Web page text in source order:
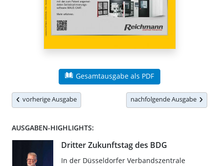
Gesamtausgabe als PDF
vorherige Ausgabe nachfolgende Ausgabe
AUSGABEN-HIGHLIGHTS:
Dritter Zukunftstag des BDG
In der Düsseldorfer Verbandszentrale